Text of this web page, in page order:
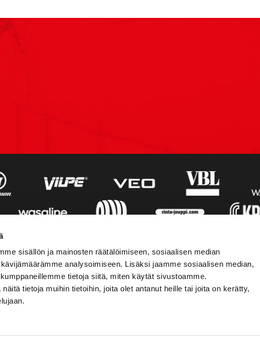
sisällön ja mainosten räätälöimiseen, sosiaalisen median
analysoimiseen. Lisäksi jaamme sosiaalisen median,
tietoja siitä, miten käytät sivustoamme.
tietoja muihin tietoihin, joita olet antanut heille tai joita on kerätty,
SOSIAALINEN MEDIA